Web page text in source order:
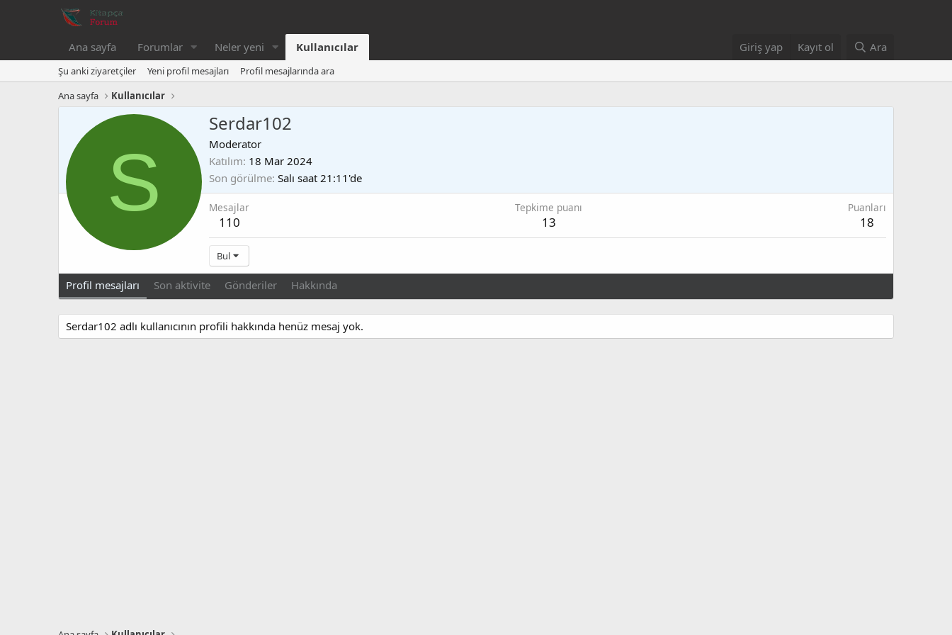
Ana sayfa Forumlar Neler yeni Kullanıcılar Giriş yap Kayıt ol Ara
Şu anki ziyaretçiler Yeni profil mesajları
Profil mesajlarında ara
Ana sayfa
Kullanıcılar
S
Serdar102
Moderator
Katılım 18 Mar 2024
Son görülme Salı saat 21:11'de
Mesajlar
110
Tepkime puanı
13
Puanları
18
Bul
Profil mesajları Son aktivite Gönderiler Hakkında
Serdar102 adlı kullanıcının profili hakkında henüz mesaj yok.